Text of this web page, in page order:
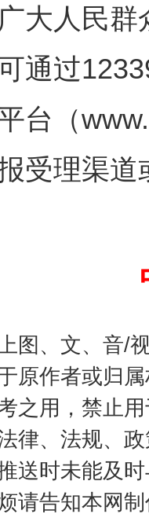
大人民
通过
台（
受理渠
图、文、音/
原作者或归
之用，禁止
律、法规、
送时未能及
请告知本网
一